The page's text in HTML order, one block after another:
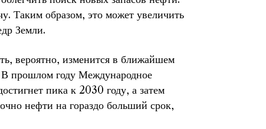
Таким образом, это может увеличить
Земли.
вероятно, изменится в ближайшем
В прошлом году Международное
пика к 2030 году, а затем
нефти на гораздо больший срок,